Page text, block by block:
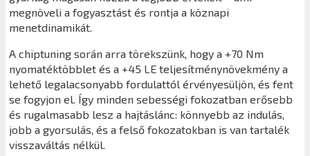
megnöveli a fogyasztást és rontja a köznapi
menetdinamikát.
A chiptuning során arra törekszünk, hogy a +70 Nm
nyomatéktöbblet és a +45 LE teljesítménynövekmény a
lehető legalacsonyabb fordulattól érvényesüljön, és fent
se fogyjon el. Így minden sebességi fokozatban erősebb
és rugalmasabb lesz a hajtáslánc: könnyebb az indulás,
jobb a gyorsulás, és a felső fokozatokban is van tartalék
visszaváltás nélkül.